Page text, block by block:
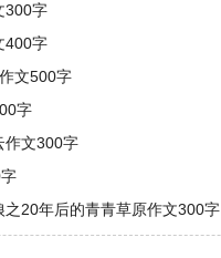
300字
400字
文500字
字
作文300字
之20年后的青青草原作文300字